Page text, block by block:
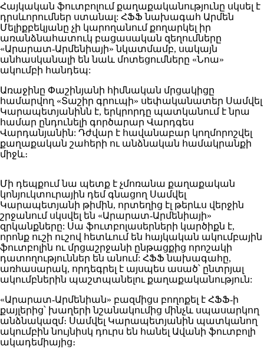
Հայկական ֆուտբոլում քաղաքականությունը սկսել է
դրսևորումներ ստանալ: ՀՖՖ նախագահ Արմեն
Մելիքբեկյանը չի կարողանում քողարկել իր
առանձնահատուկ բացասական զեղումները
«Արարատ-Արմենիայի» նկատմամբ, սակայն
անհասկանալի են նաև մոտեցումները «Նոա»
ակումբի հանդեպ:
Առաջինը Փաշինյանի հիմնական մրցակիցը
համարվող «Տաշիր գրուպի» սեփականատեր Սամվել
Կարապետյանինն է, երկրորդը պատկանում է նրա
համար ընդունելի գործարար Վարդգես
Վարդանյանին: Դժվար է հավանաբար կողմորոշվել
քաղաքական շահերի ու անձնական համակրանքի
միջև։
Մի դեպքում նա պետք է չմոռանա քաղաքական
կոնյուկտուրային դեմ գնացող Սամվել
Կարապետյանի թիմին, որտեղից էլ թերևս վերջին
շրջանում սկսվել են «Արարատ-Արմենիայի»
զրկանքները: Սա ֆուտբոլասերների կարծիքն է,
որոնք ուշի ուշով հետևում են հայկական ակումբային
ֆուտբոլին ու մրցաշրջանի ընթացքից որոշակի
դատողություններ են անում: ՀՖՖ նախագահը,
առհասարակ, որդեգրել է այսպես ասած՝ ընտրյալ
ակումբներին պաշտպանելու քաղաքականություն:
«Արարատ-Արմենիան» բազմիցս բողոքել է ՀՖՖ-ի
քայլերից՝ խաղերի նշանակումից մինչև սպասարկող
անձնակազմ։ Սամվել Կարապետյանին պատկանող
ակումբին նույնիսկ դուրս են հանել Ավանի ֆուտբոլի
ակադեմիայից։